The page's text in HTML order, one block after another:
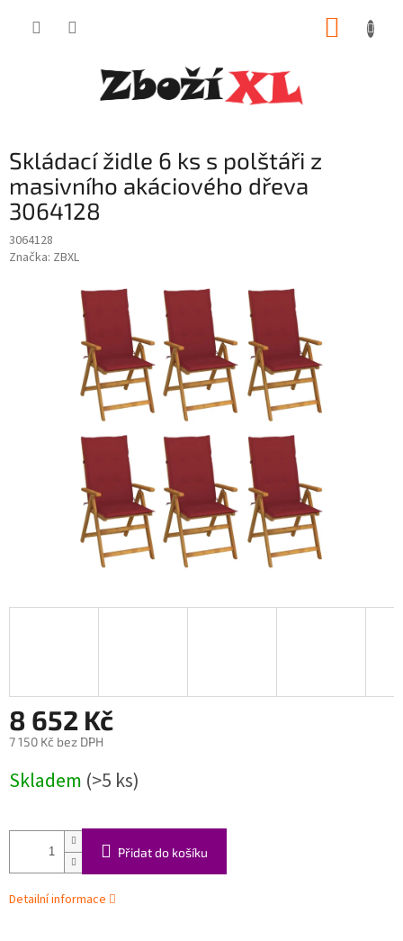
Skládací židle 6 ks s polštáři z
masivního akáciového dřeva
3064128
3064128
Značka: ZBXL
8 652 Kč
7 150 Kč bez DPH
cena:
Skladem (>5 ks)
Přidat do košíku
Detailní informace